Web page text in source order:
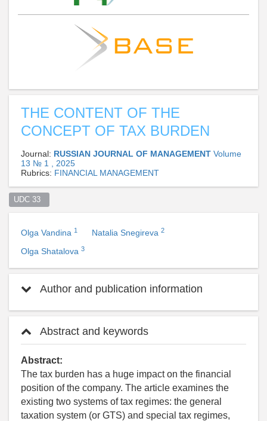
THE CONTENT OF THE
CONCEPT OF TAX BURDEN
Journal: RUSSIAN JOURNAL OF MANAGEMENT Volume
13 № 1 , 2025
Rubrics: FINANCIAL MANAGEMENT
UDC 33
Olga Vandina 1 Natalia Snegireva 2
Olga Shatalova 3
Author and publication information
Abstract and keywords
Abstract:
The tax burden has a huge impact on the financial
position of the company. The article examines the
existing two systems of tax regimes: the general
taxation system (or GTS) and special tax regimes,